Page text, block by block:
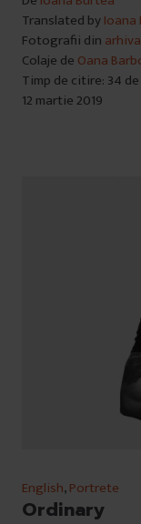
Translated byIoana
Fotografii din
Colaje de Oana
Timp de citire: 34
12 martie 2019
English,Portrete
Ordinary